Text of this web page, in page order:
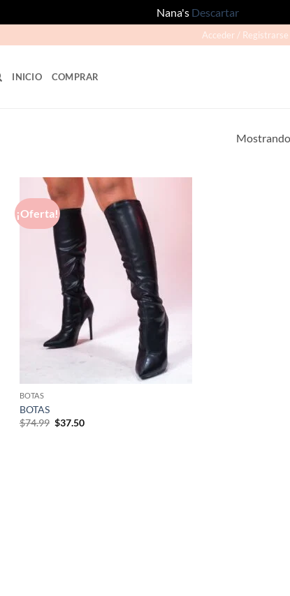
Nana's Descartar
Acceder / Registrarse
INICIO COMPRAR
¡Oferta!
BOTAS
BOTAS
$74.99 $37.50